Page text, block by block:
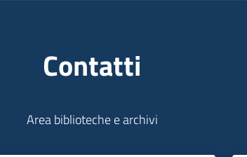
Contatti
Area biblioteche e archivi